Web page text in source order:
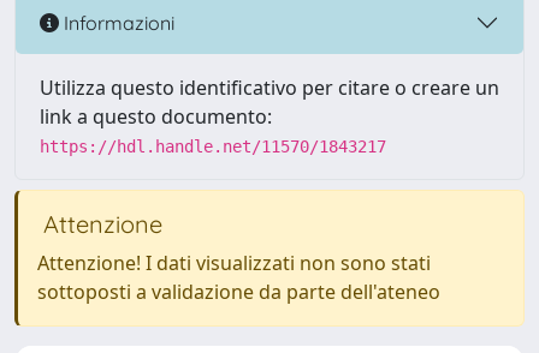
Informazioni
Utilizza questo identificativo per citare o creare un
link a questo documento:
https://hdl.handle.net/11570/1843217
Attenzione
Attenzione! I dati visualizzati non sono stati
sottoposti a validazione da parte dell'ateneo